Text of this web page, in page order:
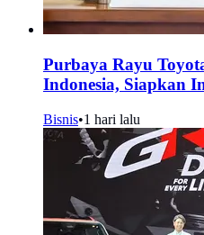
Purbaya Rayu
Indonesia, Siapkan
Bisnis•1 hari lalu